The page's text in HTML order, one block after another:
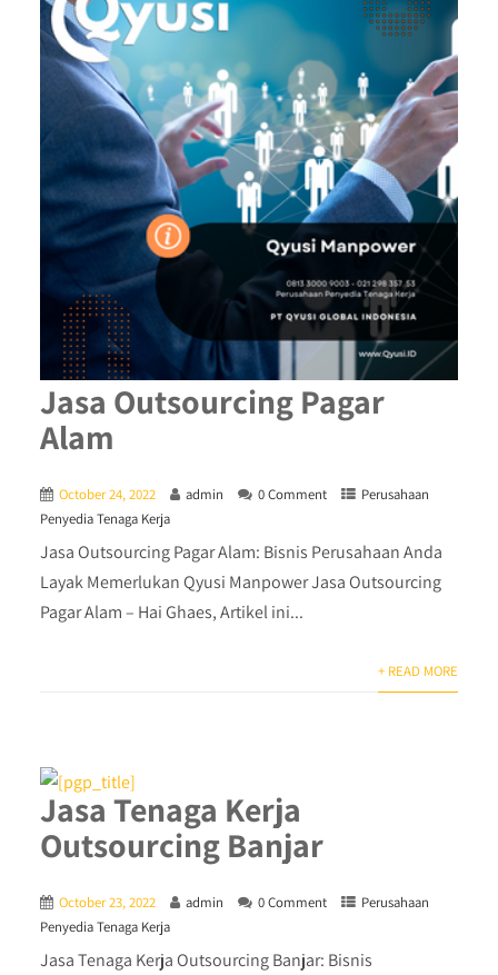
Jasa Outsourcing Pagar
Alam
October 24, 2022 admin 0 Comment
Perusahaan
Penyedia Tenaga Kerja
Jasa Outsourcing Pagar Alam: Bisnis Perusahaan Anda
Layak Memerlukan Qyusi Manpower Jasa Outsourcing
Pagar Alam – Hai Ghaes, Artikel ini...
+ READ MORE
Jasa Tenaga Kerja
Outsourcing Banjar
October 23, 2022 admin 0 Comment
Perusahaan
Penyedia Tenaga Kerja
Jasa Tenaga Kerja Outsourcing Banjar: Bisnis